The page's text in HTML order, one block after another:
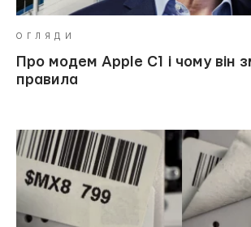
ОГЛЯДИ
Про модем Apple C1 і чому він
правила